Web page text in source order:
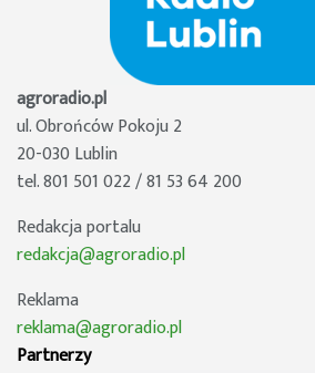
agroradio.pl
ul. Obrońców Pokoju 2
20-030 Lublin
tel. 801 501 022 / 81 53 64 200
Redakcja portalu
redakcja@agroradio.pl
Reklama
reklama@agroradio.pl
Partnerzy